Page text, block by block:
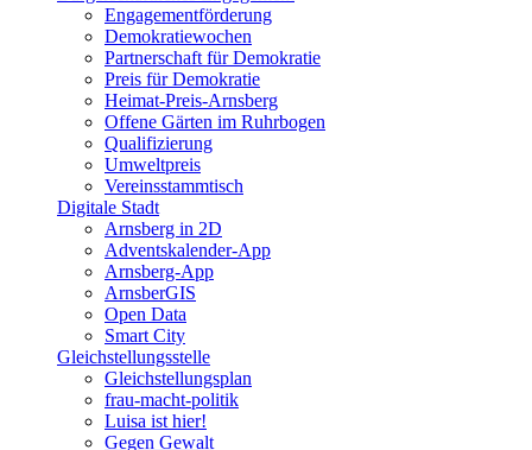
Engagementförderung
Demokratiewochen
Partnerschaft für Demokratie
Preis für Demokratie
Heimat-Preis-Arnsberg
Offene Gärten im Ruhrbogen
Qualifizierung
Umweltpreis
Vereinsstammtisch
Digitale Stadt
Arnsberg in 2D
Adventskalender-App
Arnsberg-App
ArnsberGIS
Open Data
Smart City
Gleichstellungsstelle
Gleichstellungsplan
frau-macht-politik
Luisa ist hier!
Gegen Gewalt